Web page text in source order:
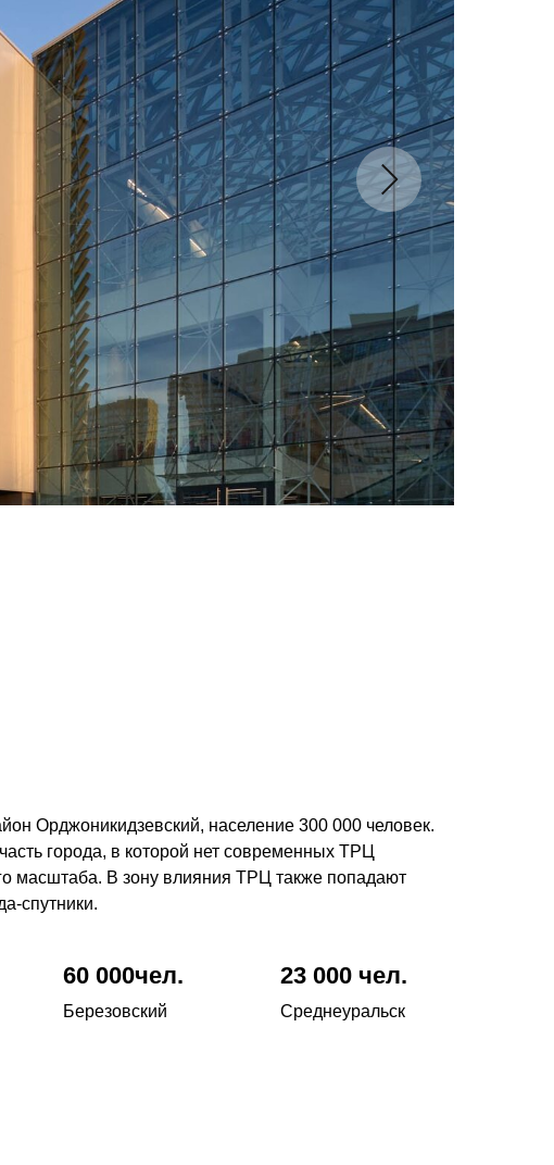
23 000 чел.
Среднеуральск
60 000чел.
Березовский
Орджоникидзевский, население 300 000 человек.
города, в которой нет современных ТРЦ
масштаба. В зону влияния ТРЦ также попадают
спутники.